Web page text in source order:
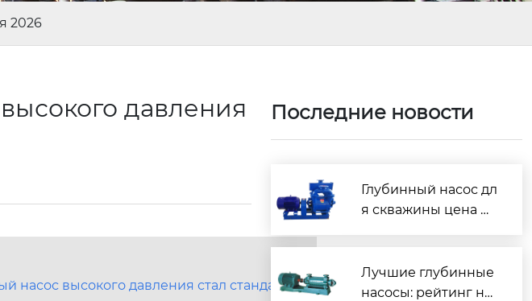
2026
давления
насос высокого давления стал стандартом
Последние новости
Глубинный насос дл
я скважины цена —
Лучшие глубинные
насосы: рейтинг на